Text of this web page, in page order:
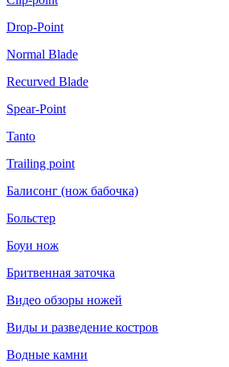
Drop-Point
Normal Blade
Recurved Blade
Spear-Point
Tanto
Trailing point
Балисонг (нож бабочка)
Больстер
Боуи нож
Бритвенная заточка
Видео обзоры ножей
Виды и разведение костров
Водные камни